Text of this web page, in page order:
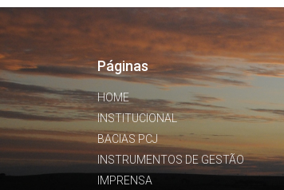
Páginas
HOME
INSTITUCIONAL
BACIAS PCJ
INSTRUMENTOS DE GESTÃO
IMPRENSA